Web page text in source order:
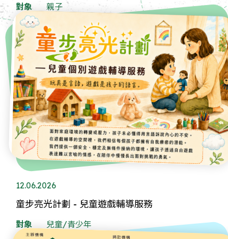
對象 親子
12.06.2026
童步亮光計劃 - 兒童遊戲輔導服務
對象 兒童/青少年